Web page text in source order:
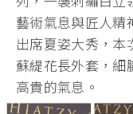
藝術氣息與匠人精
出席夏姿大秀，本
蘇緹花長外套，細
高貴的氣息。